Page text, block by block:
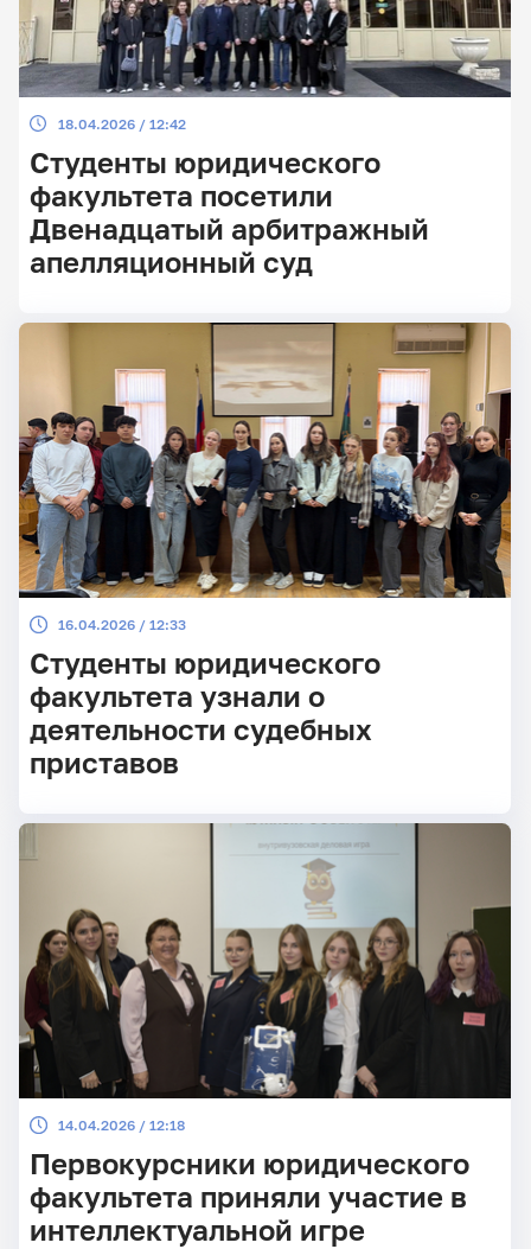
18.04.2026 / 12:42
Студенты юридического
факультета посетили
Двенадцатый арбитражный
апелляционный суд
16.04.2026 / 12:33
Студенты юридического
факультета узнали о
деятельности судебных
приставов
14.04.2026 / 12:18
Первокурсники юридического
факультета приняли участие в
интеллектуальной игре